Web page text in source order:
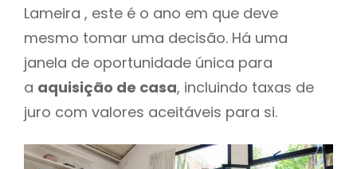
Lameira , este é o ano em que deve
mesmo tomar uma decisão. Há uma
janela de oportunidade única para
a aquisição de casa, incluindo taxas de
juro com valores aceitáveis para si.